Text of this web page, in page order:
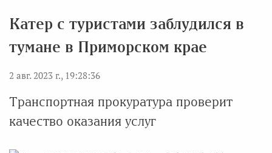
Катер с туристами заблудился в
тумане в Приморском крае
2 авг. 2023 г., 19:28:36
Транспортная прокуратура проверит
качество оказания услуг